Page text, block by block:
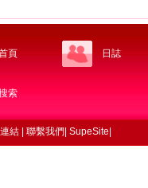
頁 日誌
索
結 聯繫我們 SupeSite